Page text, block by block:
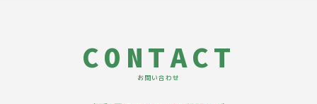
CONTACT
お問い合わせ